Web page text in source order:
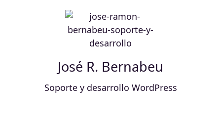
José R. Bernabeu
Soporte y desarrollo WordPress